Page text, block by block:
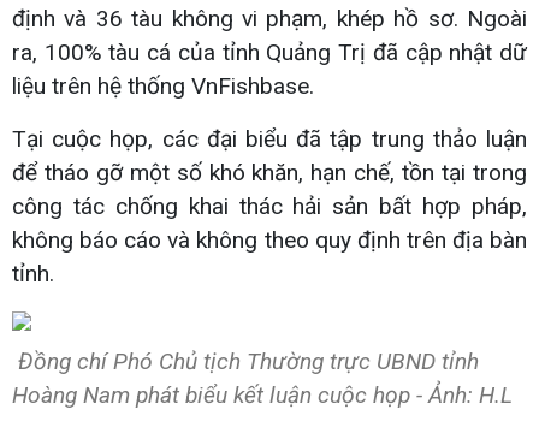
định và 36 tàu không vi phạm, khép hồ sơ. Ngoài
ra, 100% tàu cá của tỉnh Quảng Trị đã cập nhật dữ
liệu trên hệ thống VnFishbase.
Tại cuộc họp, các đại biểu đã tập trung thảo luận
để tháo gỡ một số khó khăn, hạn chế, tồn tại trong
công tác chống khai thác hải sản bất hợp pháp,
không báo cáo và không theo quy định trên địa bàn
tỉnh.
Đồng chí Phó Chủ tịch Thường trực UBND tỉnh
Hoàng Nam phát biểu kết luận cuộc họp - Ảnh: H.L